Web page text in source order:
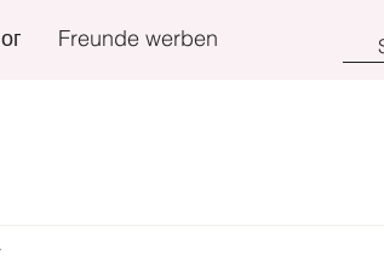
Freunde werben